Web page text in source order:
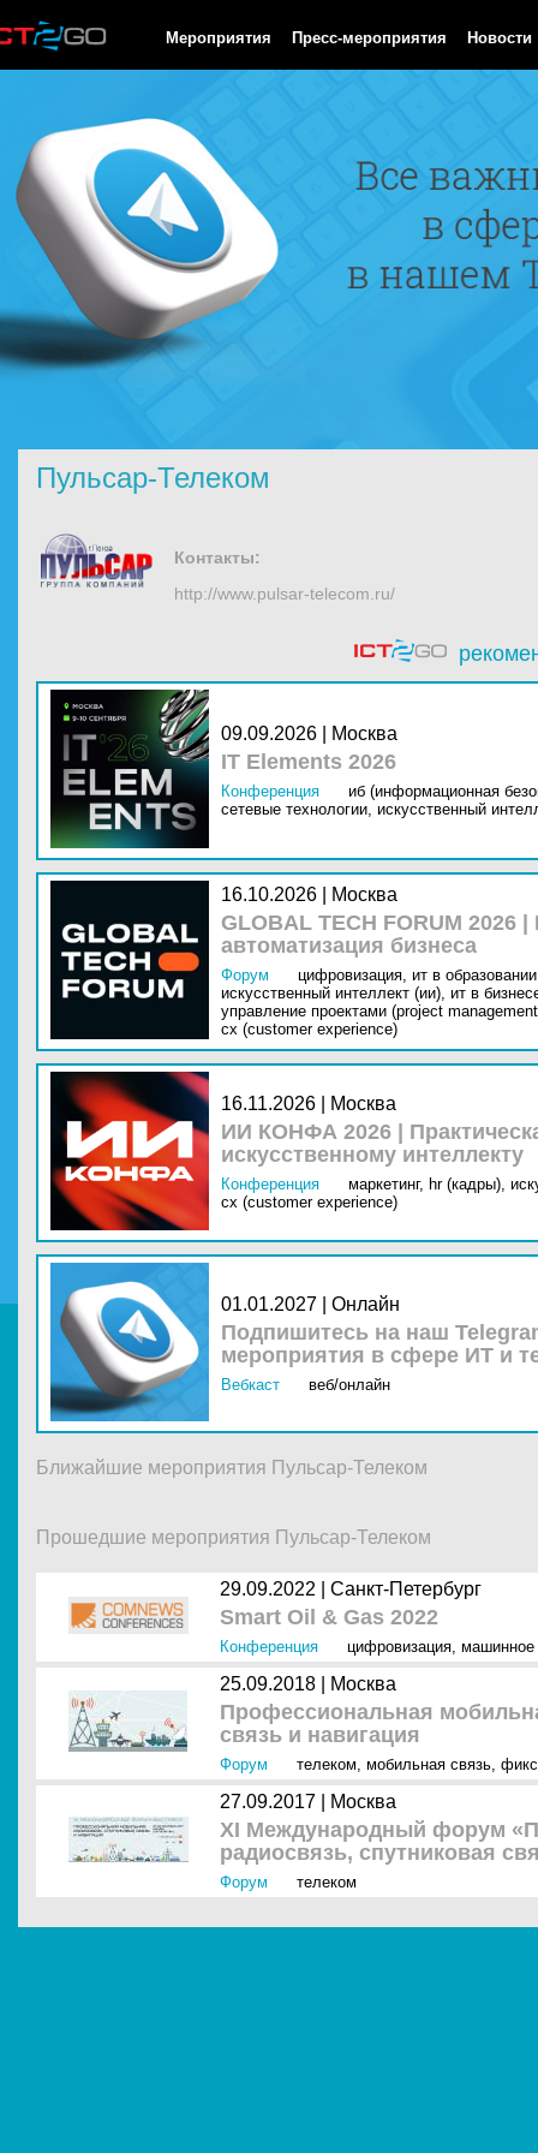
Мероприятия Пресс-мероприятия Новости
Пульсар-Телеком
Контакты:
http://www.pulsar-telecom.ru/
09.09.2026 | Москва
IT Elements 2026
Конференция
иб (информационная
сетевые технологии, искусственный
16.10.2026 | Москва
GLOBAL TECH FORUM
автоматизация бизнеса
Форум цифровизация, ит в
искусственный интеллект (ии), ит в
управление проектами (project
cx (customer experience)
16.11.2026 | Москва
ИИ КОНФА 2026 |
искусственному интеллекту
Конференция маркетинг, hr (кадры),
cx (customer experience)
01.01.2027 | Онлайн
Подпишитесь на наш
мероприятия в сфере ИТ и
Вебкаст веб/онлайн
Ближайшие мероприятия Пульсар-Телеком
Прошедшие мероприятия Пульсар-Телеком
29.09.2022 | Санкт-Петербург
Smart Oil & Gas 2022
Конференция цифровизация, машинное
25.09.2018 | Москва
Профессиональная
связь и навигация
Форум телеком, мобильная связь,
27.09.2017 | Москва
XI Международный форум
радиосвязь, спутниковая
Форум телеком